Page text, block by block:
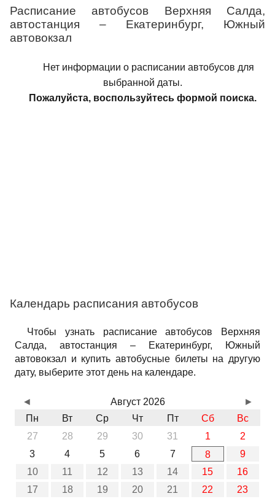
Расписание автобусов Верхняя Салда,
автостанция – Екатеринбург, Южный
автовокзал
Нет информации о расписании автобусов для
выбранной даты.
Пожалуйста, воспользуйтесь формой поиска.
Календарь расписания автобусов
Чтобы узнать расписание автобусов Верхняя
Салда, автостанция – Екатеринбург, Южный
автовокзал и купить автобусные билеты на другую
дату, выберите этот день на календаре.
Август 2026
Пн
Вт Ср Чт Пт Сб
Вс
27
28 29 30 31 1
2
3
4 5 6 7 8
9
10
11 12 13 14 15
16
17
18 19 20 21 22
23
◄ ►